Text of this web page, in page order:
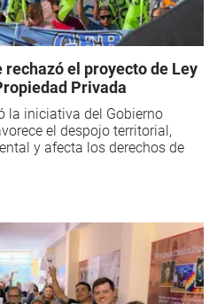
el proyecto de Ley
Privada
la iniciativa del Gobierno
el despojo territorial,
y afecta los derechos de